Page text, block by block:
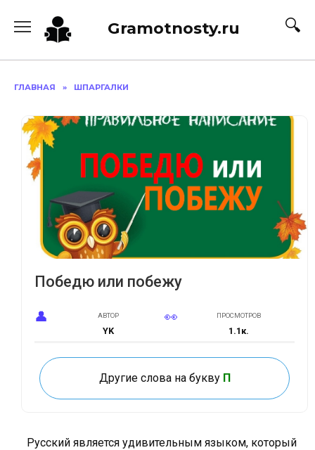
содержанию
Gramotnosty.ru
ГЛАВНАЯ » ШПАРГАЛКИ
Победю или побежу
АВТОР
YK
ПРОСМОТРОВ
1.1к.
Другие слова на букву П
Русский является удивительным языком, который